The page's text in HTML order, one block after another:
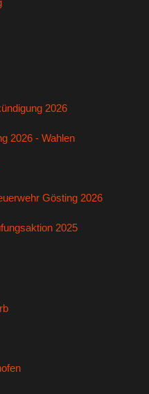
2026
2026 - Wahlen
Gösting 2026
2025